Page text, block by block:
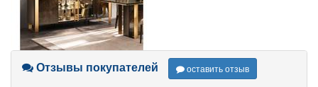
Отзывы покупателей оставить отзыв